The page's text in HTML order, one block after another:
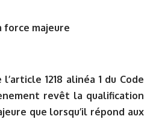
force majeure
1218 alinéa 1 du Code
revêt la qualification
que lorsqu’il répond aux